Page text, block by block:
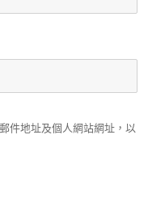
件地址及個人網站網址，以